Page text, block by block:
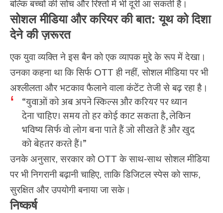
बल्कि बच्चों की सोच और रिश्तों में भी दूरी आ सकती है।
सोशल मीडिया और करियर की बात: यूथ को दिशा
देने की ज़रूरत
एक युवा व्यक्ति ने इस बैन को एक व्यापक मुद्दे के रूप में देखा।
उनका कहना था कि सिर्फ OTT ही नहीं, सोशल मीडिया पर भी
अश्लीलता और भटकाव फैलाने वाला कंटेंट तेजी से बढ़ रहा है।
“युवाओं को अब अपने स्किल्स और करियर पर ध्यान
देना चाहिए। समय तो हर कोई काट सकता है, लेकिन
भविष्य सिर्फ वो लोग बना पाते हैं जो सीखते हैं और खुद
को बेहतर करते हैं।”
उनके अनुसार, सरकार को OTT के साथ-साथ सोशल मीडिया
पर भी निगरानी बढ़ानी चाहिए, ताकि डिजिटल स्पेस को साफ,
सुरक्षित और उपयोगी बनाया जा सके।
निष्कर्ष